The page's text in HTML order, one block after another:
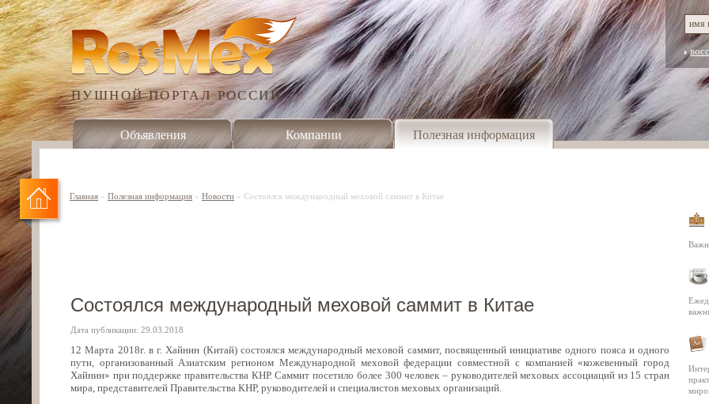
ПУШНОЙ ПОРТАЛ РОССИИ
Объявления Компании Полезная информация
Главная » Полезная информация » Новости » Состоялся международный меховой саммит в Китае
Состоялся международный меховой саммит в Китае
Дата публикации: 29.03.2018
12 Марта 2018г. в г. Хайнин (Китай) состоялся международный меховой саммит, посвященный инициативе одного пояса и одного
пути, организованный Азиатским регионом Международной меховой федерации совместной с компанией «кожевенный город
Хайнин» при поддержке правительства КНР. Саммит посетило более 300 человек – руководителей меховых ассоциаций из 15 стран
мира, представителей Правительства КНР, руководителей и специалистов меховых организаций.